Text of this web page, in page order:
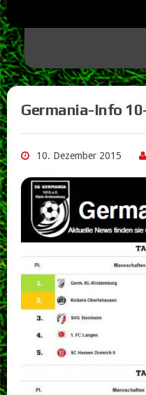
Germania-Info
10. Dezember 2015